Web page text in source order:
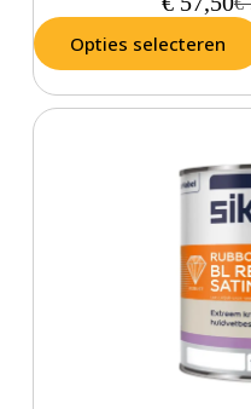
Opties selecteren